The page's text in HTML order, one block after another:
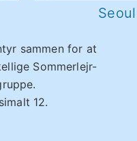
sammen for at
Sommerlejr-
12.